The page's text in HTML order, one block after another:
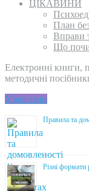
ЦІКАВИНИ
План
Вправи
Що
Електронні книги,
методичні
У магазин
Правила та
Різні формати